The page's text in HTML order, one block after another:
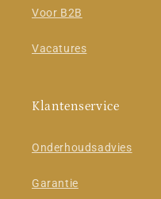
Voor B2B
Vacatures
Klantenservice
Onderhoudsadvies
Garantie